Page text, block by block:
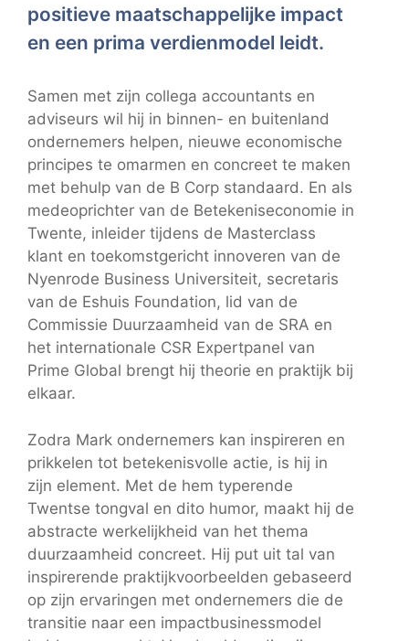
positieve maatschappelijke impact
en een prima verdienmodel leidt.
Samen met zijn collega accountants en
adviseurs wil hij in binnen- en buitenland
ondernemers helpen, nieuwe economische
principes te omarmen en concreet te maken
met behulp van de B Corp standaard. En als
medeoprichter van de Betekeniseconomie in
Twente, inleider tijdens de Masterclass
klant en toekomstgericht innoveren van de
Nyenrode Business Universiteit, secretaris
van de Eshuis Foundation, lid van de
Commissie Duurzaamheid van de SRA en
het internationale CSR Expertpanel van
Prime Global brengt hij theorie en praktijk bij
elkaar.
Zodra Mark ondernemers kan inspireren en
prikkelen tot betekenisvolle actie, is hij in
zijn element. Met de hem typerende
Twentse tongval en dito humor, maakt hij de
abstracte werkelijkheid van het thema
duurzaamheid concreet. Hij put uit tal van
inspirerende praktijkvoorbeelden gebaseerd
op zijn ervaringen met ondernemers die de
transitie naar een impactbusinessmodel